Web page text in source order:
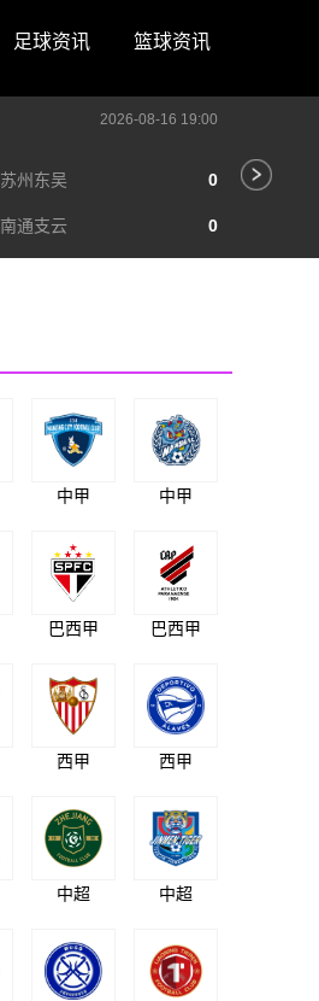
足球资讯 篮球资讯
2026-08-16 19:00
苏州东吴 0
南通支云 0
中甲 中甲
巴西甲 巴西甲
西甲 西甲
中超 中超